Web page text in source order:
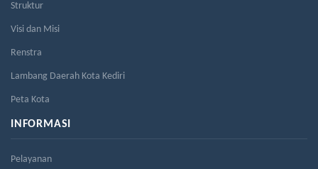
Struktur
Visi dan Misi
Renstra
Lambang Daerah Kota Kediri
Peta Kota
INFORMASI
Pelayanan